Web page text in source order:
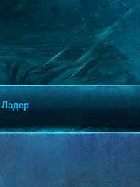
Ладер